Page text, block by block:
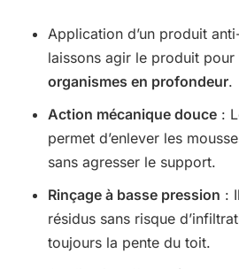
Application d’un produit
laissons agir le produit pour
organismes en profondeur.
Action mécanique douce :
permet d’enlever les
sans agresser le support.
Rinçage à basse pression :
résidus sans risque
toujours la pente du toit.